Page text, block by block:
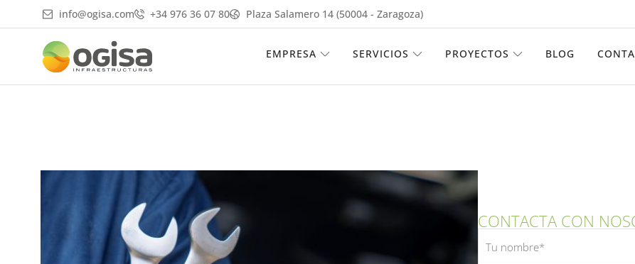
al
contenido
info@ogisa.com +34 976 36 07 80 Plaza Salamero 14 (50004 - Zaragoza)
EMPRESA ABRIR EMPRESA
SERVICIOS ABRIR SERVICIOS
PROYECTOS ABRIR PROYECTOS
BLOG
CONTACTA CON